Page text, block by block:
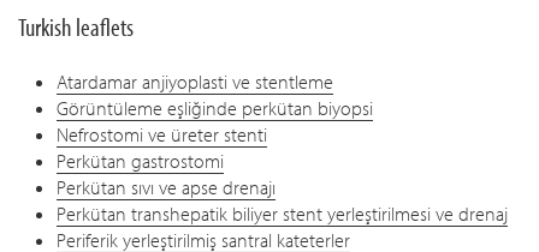
Turkish leaflets
Atardamar anjiyoplasti ve stentleme
Görüntüleme eşliğinde perkütan biyopsi
Nefrostomi ve üreter stenti
Perkütan gastrostomi
Perkütan sıvı ve apse drenajı
Perkütan transhepatik biliyer stent yerleştirilmesi ve drenaj
Periferik yerleştirilmiş santral kateterler